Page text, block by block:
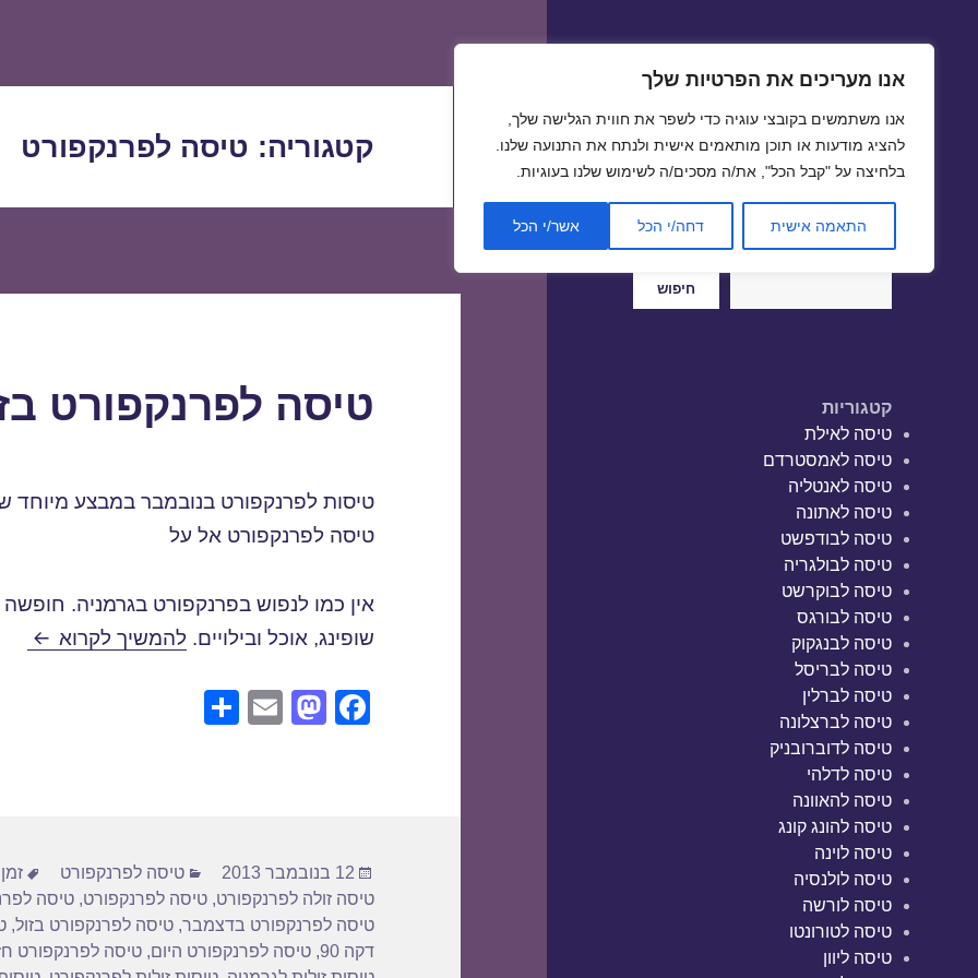
אנו מעריכים את הפרטיות שלך
אנו משתמשים בקובצי עוגיה כדי לשפר את חווית הגלישה שלך,
להציג מודעות או תוכן מותאמים אישית ולנתח את התנועה שלנו.
בלחיצה על "קבל הכל", את/ה מסכים/ה לשימוש שלנו בעוגיות.
התאמה אישית דחה/י הכל אשר/י הכל
טיסה זולה | טיסות זולות
חיפוש
חיפוש
קטגוריות
טיסה לאילת
טיסה לאמסטרדם
טיסה לאנטליה
טיסה לאתונה
טיסה לבודפשט
טיסה לבולגריה
טיסה לבוקרשט
טיסה לבורגס
טיסה לבנגקוק
טיסה לבריסל
טיסה לברלין
טיסה לברצלונה
טיסה לדוברובניק
טיסה לדלהי
טיסה להאוונה
טיסה להונג קונג
טיסה לוינה
טיסה לולנסיה
טיסה לורשה
טיסה לטורונטו
טיסה ליוון
קטגוריה: טיסה לפרנקפורט
טיסה לפרנקפורט
טיסה לפרנקפורט אל על
אין כמו לנפוש בפרנקפורט בגרמניה.
שופינג, אוכל ובילויים.להמשיך לקרוא טיסה
F
o
o
k
M
o
n
E
פורסם
בתאריך
12 בנובמבר 2013 קטגוריות
טיסה לפרנקפורט
טיסה זולה לפרנקפורט,טיסה לפרנקפורט,טיסה
טיסה לפרנקפורט בדצמבר,טיסה לפרנקפורט בזול,
דקה 90
,טיסה לפרנקפורט היום,טיסה לפרנקפורט